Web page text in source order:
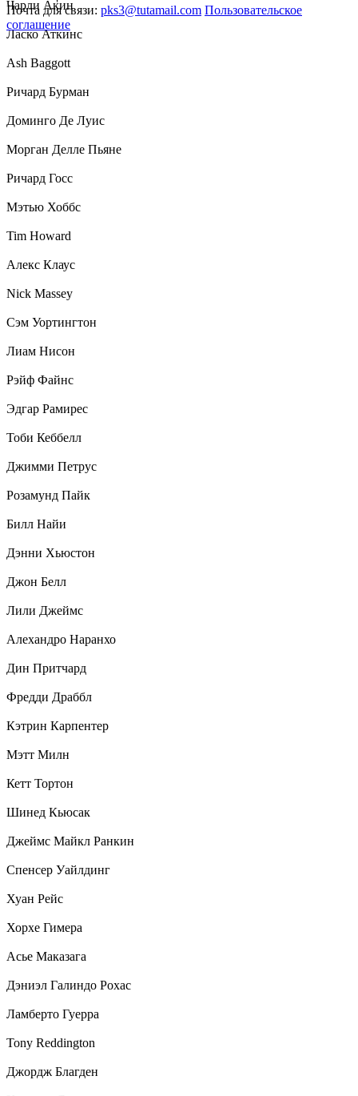
Чарли Акин
Ласко Аткинс
Ash Baggott
Ричард Бурман
Доминго Де Луис
Морган Делле Пьяне
Ричард Госс
Мэтью Хоббс
Tim Howard
Алекс Клаус
Nick Massey
Сэм Уортингтон
Лиам Нисон
Рэйф Файнс
Эдгар Рамирес
Тоби Кеббелл
Джимми Петрус
Розамунд Пайк
Билл Найи
Дэнни Хьюстон
Джон Белл
Лили Джеймс
Алехандро Наранхо
Дин Притчард
Фредди Драббл
Кэтрин Карпентер
Мэтт Милн
Кетт Тортон
Шинед Кьюсак
Джеймс Майкл Ранкин
Спенсер Уайлдинг
Хуан Рейс
Хорхе Гимера
Асье Маказага
Дэниэл Галиндо Рохас
Ламберто Гуерра
Tony Reddington
Джордж Благден
Почта для связи: pks3@tutamail.com Пользовательское
соглашение